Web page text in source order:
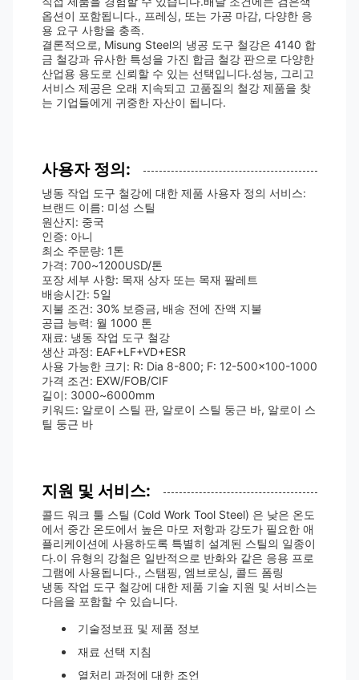
옵션이 포함됩니다., 프레싱, 또는 가공 마감, 다양한 응
용 요구 사항을 충족.
결론적으로, Misung Steel의 냉공 도구 철강은 4140 합
금 철강과 유사한 특성을 가진 합금 철강 판으로 다양한
산업용 용도로 신뢰할 수 있는 선택입니다.성능, 그리고
서비스 제공은 오래 지속되고 고품질의 철강 제품을 찾
는 기업들에게 귀중한 자산이 됩니다.
사용자 정의:
냉동 작업 도구 철강에 대한 제품 사용자 정의 서비스:
브랜드 이름: 미성 스틸
원산지: 중국
인증: 아니
최소 주문량: 1톤
가격: 700~1200USD/톤
포장 세부 사항: 목재 상자 또는 목재 팔레트
배송시간: 5일
지불 조건: 30% 보증금, 배송 전에 잔액 지불
공급 능력: 월 1000 톤
재료: 냉동 작업 도구 철강
생산 과정: EAF+LF+VD+ESR
사용 가능한 크기: R: Dia 8-800; F: 12-500x100-1000
가격 조건: EXW/FOB/CIF
길이: 3000~6000mm
키워드: 알로이 스틸 판, 알로이 스틸 둥근 바, 알로이 스
틸 둥근 바
지원 및 서비스:
콜드 워크 툴 스틸 (Cold Work Tool Steel) 은 낮은 온도
에서 중간 온도에서 높은 마모 저항과 강도가 필요한 애
플리케이션에 사용하도록 특별히 설계된 스틸의 일종이
다.이 유형의 강철은 일반적으로 반화와 같은 응용 프로
그램에 사용됩니다., 스탬핑, 엠브로싱, 콜드 폼링
냉동 작업 도구 철강에 대한 제품 기술 지원 및 서비스는
다음을 포함할 수 있습니다.
기술정보표 및 제품 정보
재료 선택 지침
열처리 과정에 대한 조언